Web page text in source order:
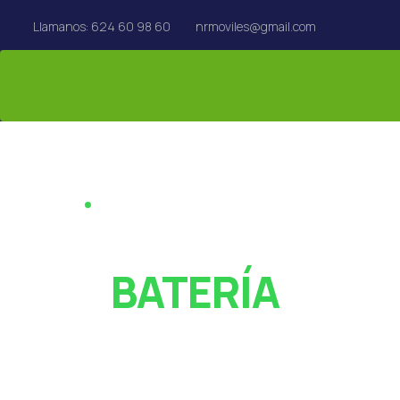
Llamanos: 624 60 98 60 nrmoviles@gmail.com
BATERÍA